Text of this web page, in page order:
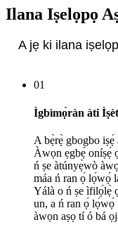
Ilana Iṣelọpọ
A jẹ ki ilana
01
Ìgbìmọ̀ràn àti
A bẹ̀rẹ̀ gbogbo
Àwọn ẹgbẹ́ oníṣẹ́
ń ṣe àtúnyẹ̀wò
máa ń ran ọ́ lọ́wọ́
Yálà o ń ṣe ìfilọ́lẹ̀
un, a ń ran ọ́ lọ́wọ́
àwọn aṣọ tí ó bá